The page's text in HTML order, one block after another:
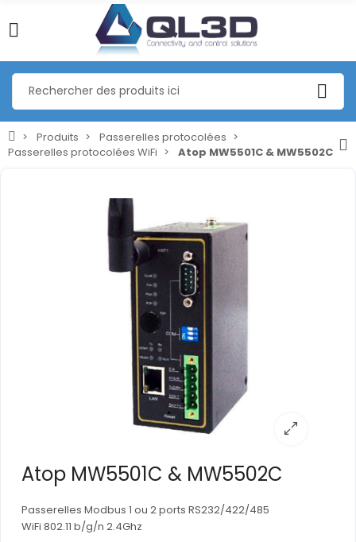
Produits
Passerelles protocolées
Passerelles protocolées WiFi
Atop MW5501C & MW5502C
Atop MW5501C & MW5502C
Passerelles Modbus 1 ou 2 ports RS232/422/485
WiFi 802.11 b/g/n 2.4Ghz